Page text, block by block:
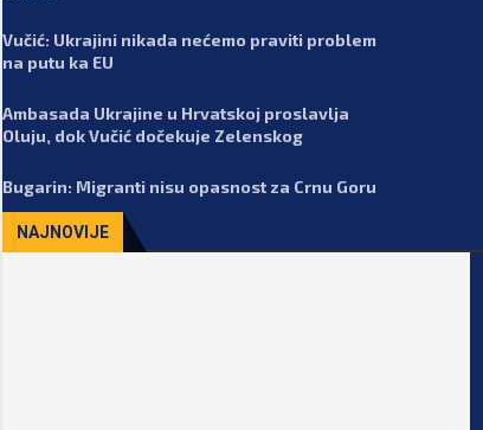
Vučić: Ukrajini nikada nećemo praviti problem
na putu ka EU
Ambasada Ukrajine u Hrvatskoj proslavlja
Oluju, dok Vučić dočekuje Zelenskog
Bugarin: Migranti nisu opasnost za Crnu Goru
NAJNOVIJE